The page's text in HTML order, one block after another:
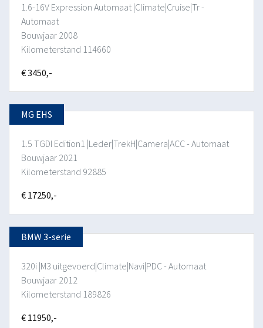
1.6-16V Expression Automaat |Climate|Cruise|Tr -
Automaat
Bouwjaar 2008
Kilometerstand 114660
€ 3450,-
MG EHS
1.5 TGDI Edition1 |Leder|TrekH|Camera|ACC - Automaat
Bouwjaar 2021
Kilometerstand 92885
€ 17250,-
BMW 3-serie
320i |M3 uitgevoerd|Climate|Navi|PDC - Automaat
Bouwjaar 2012
Kilometerstand 189826
€ 11950,-